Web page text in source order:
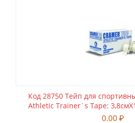
Код 28750 Тейп для
Athletic Trainer`s Tape:
0.00 ₽